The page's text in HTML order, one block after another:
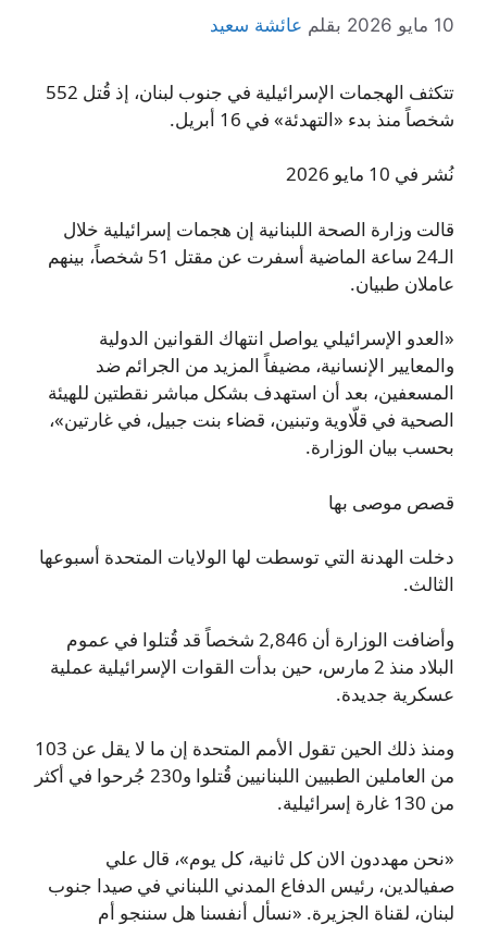
10 مايو 2026 بقلم عائشة سعيد
تتكثف الهجمات الإسرائيلية في جنوب لبنان، إذ قُتل 552
شخصاً منذ بدء «التهدئة» في 16 أبريل.
نُشر في 10 مايو 2026
قالت وزارة الصحة اللبنانية إن هجمات إسرائيلية خلال
الـ24 ساعة الماضية أسفرت عن مقتل 51 شخصاً، بينهم
عاملان طبيان.
«العدو الإسرائيلي يواصل انتهاك القوانين الدولية
والمعايير الإنسانية، مضيفاً المزيد من الجرائم ضد
المسعفين، بعد أن استهدف بشكل مباشر نقطتين للهيئة
الصحية في قلّاوية وتبنين، قضاء بنت جبيل، في غارتين»،
بحسب بيان الوزارة.
قصص موصى بها
دخلت الهدنة التي توسطت لها الولايات المتحدة أسبوعها
الثالث.
وأضافت الوزارة أن 2,846 شخصاً قد قُتلوا في عموم
البلاد منذ 2 مارس، حين بدأت القوات الإسرائيلية عملية
عسكرية جديدة.
ومنذ ذلك الحين تقول الأمم المتحدة إن ما لا يقل عن 103
من العاملين الطبيين اللبنانيين قُتلوا و230 جُرحوا في أكثر
من 130 غارة إسرائيلية.
«نحن مهددون الان كل ثانية، كل يوم»، قال علي
صفيالدين، رئيس الدفاع المدني اللبناني في صيدا جنوب
لبنان، لقناة الجزيرة. «نسأل أنفسنا هل سننجو أم